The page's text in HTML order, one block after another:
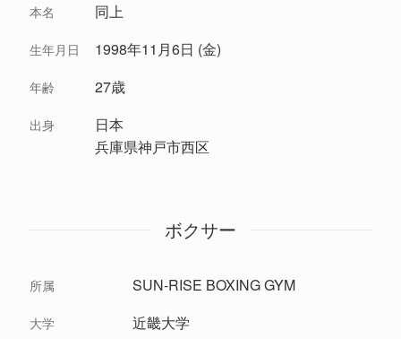
本名 同上
生年月日 1998年11月6日 (金)
年齢 27歳
出身
日本
兵庫県神戸市西区
ボクサー
所属 SUN-RISE BOXING GYM
大学 近畿大学